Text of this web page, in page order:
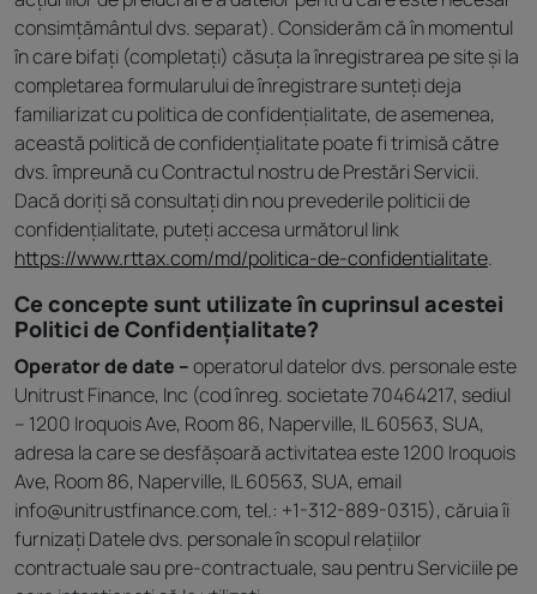
consimțământul dvs. separat). Considerăm că în momentul
în care bifați (completați) căsuța la înregistrarea pe site și la
completarea formularului de înregistrare sunteți deja
familiarizat cu politica de confidențialitate, de asemenea,
această politică de confidențialitate poate fi trimisă către
dvs. împreună cu Contractul nostru de Prestări Servicii.
Dacă doriți să consultați din nou prevederile politicii de
confidențialitate, puteți accesa următorul link
https://www.rttax.com/md/politica-de-confidentialitate.
Ce concepte sunt utilizate în cuprinsul acestei
Politici de Confidențialitate?
Operator de date –operatorul datelor dvs. personale este
Unitrust Finance, Inc (cod înreg. societate 70464217, sediul
– 1200 Iroquois Ave, Room 86, Naperville, IL 60563, SUA,
adresa la care se desfășoară activitatea este 1200 Iroquois
Ave, Room 86, Naperville, IL 60563, SUA, email
info@unitrustfinance.com, tel.: +1-312-889-0315), căruia îi
furnizați Datele dvs. personale în scopul relațiilor
contractuale sau pre-contractuale, sau pentru Serviciile pe